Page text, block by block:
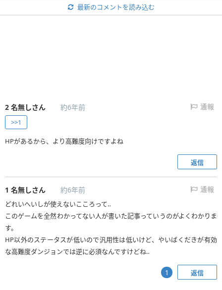
最新のコメントを読み込む
2 名無しさん 約6年前 通報
>>1
HPがあるから、より高難度向けですよね
返信
1 名無しさん 約6年前 通報
どれいへいしが使えないこころって‥
このゲームを全然わかってない人が書いた記事っていうのがよくわかりま
す。
HP以外のステータスが低いので汎用性は低いけど、やいばくだきが有効
な高難度ダンジョンでは逆に必須なんですけどね‥
返信
1